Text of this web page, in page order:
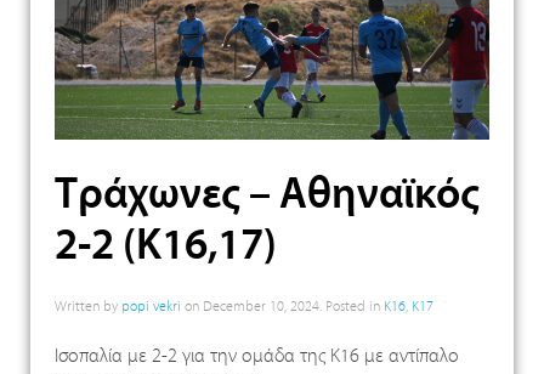
Τράχωνες – Αθηναϊκός
2-2 (Κ16,17)
Written by popi vekri on December 10, 2024. Posted in K16, K17
Ισοπαλία με 2-2 για την ομάδα της Κ16 με αντίπαλο